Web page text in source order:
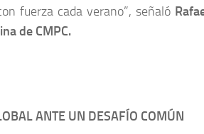
fuerza cada verano”, señaló
de CMPC.
ANTE UN DESAFÍO COMÚN